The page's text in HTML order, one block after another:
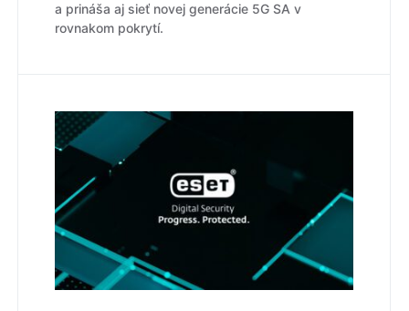
a prináša aj sieť novej generácie 5G SA v
rovnakom pokrytí.